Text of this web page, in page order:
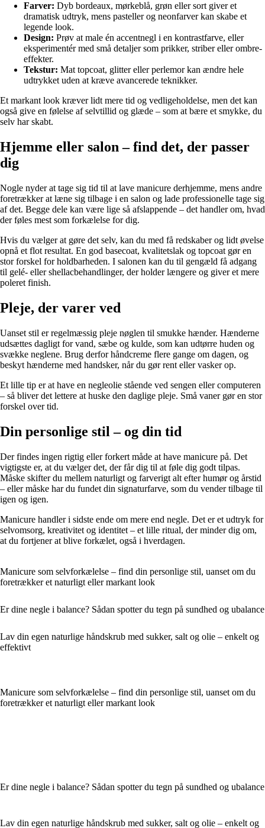
Farver: Dyb bordeaux, mørkeblå, grøn eller sort giver et
dramatisk udtryk, mens pasteller og neonfarver kan skabe et
legende look.
Design: Prøv at male én accentnegl i en kontrastfarve, eller
eksperimentér med små detaljer som prikker, striber eller ombre-
effekter.
Tekstur: Mat topcoat, glitter eller perlemor kan ændre hele
udtrykket uden at kræve avancerede teknikker.
Et markant look kræver lidt mere tid og vedligeholdelse, men det kan
også give en følelse af selvtillid og glæde – som at bære et smykke, du
selv har skabt.
Hjemme eller salon – find det, der passer
dig
Nogle nyder at tage sig tid til at lave manicure derhjemme, mens andre
foretrækker at læne sig tilbage i en salon og lade professionelle tage sig
af det. Begge dele kan være lige så afslappende – det handler om, hvad
der føles mest som forkælelse for dig.
Hvis du vælger at gøre det selv, kan du med få redskaber og lidt øvelse
opnå et flot resultat. En god basecoat, kvalitetslak og topcoat gør en
stor forskel for holdbarheden. I salonen kan du til gengæld få adgang
til gelé- eller shellacbehandlinger, der holder længere og giver et mere
poleret finish.
Pleje, der varer ved
Uanset stil er regelmæssig pleje nøglen til smukke hænder. Hænderne
udsættes dagligt for vand, sæbe og kulde, som kan udtørre huden og
svække neglene. Brug derfor håndcreme flere gange om dagen, og
beskyt hænderne med handsker, når du gør rent eller vasker op.
Et lille tip er at have en negleolie stående ved sengen eller computeren
– så bliver det lettere at huske den daglige pleje. Små vaner gør en stor
forskel over tid.
Din personlige stil – og din tid
Der findes ingen rigtig eller forkert måde at have manicure på. Det
vigtigste er, at du vælger det, der får dig til at føle dig godt tilpas.
Måske skifter du mellem naturligt og farverigt alt efter humør og årstid
– eller måske har du fundet din signaturfarve, som du vender tilbage til
igen og igen.
Manicure handler i sidste ende om mere end negle. Det er et udtryk for
selvomsorg, kreativitet og identitet – et lille ritual, der minder dig om,
at du fortjener at blive forkælet, også i hverdagen.
Manicure som selvforkælelse – find din personlige stil, uanset om du
foretrækker et naturligt eller markant look
Er dine negle i balance? Sådan spotter du tegn på sundhed og ubalance
Lav din egen naturlige håndskrub med sukker, salt og olie – enkelt og
effektivt
Manicure som selvforkælelse – find din personlige stil, uanset om du
foretrækker et naturligt eller markant look
Er dine negle i balance? Sådan spotter du tegn på sundhed og ubalance
Lav din egen naturlige håndskrub med sukker, salt og olie – enkelt og